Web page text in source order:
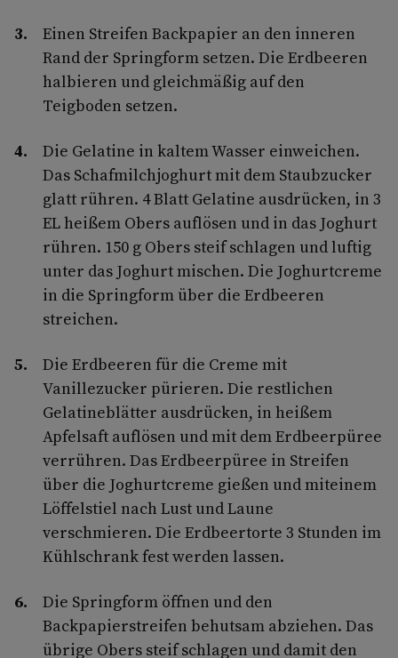
Einen Streifen Backpapier an den inneren
Rand der Springform setzen. Die Erdbeeren
halbieren und gleichmäßig auf den
Teigboden setzen.
Die Gelatine in kaltem Wasser einweichen.
Das Schafmilchjoghurt mit dem Staubzucker
glatt rühren. 4 Blatt Gelatine ausdrücken, in 3
EL heißem Obers auflösen und in das Joghurt
rühren. 150 g Obers steif schlagen und luftig
unter das Joghurt mischen. Die Joghurtcreme
in die Springform über die Erdbeeren
streichen.
Die Erdbeeren für die Creme mit
Vanillezucker pürieren. Die restlichen
Gelatineblätter ausdrücken, in heißem
Apfelsaft auflösen und mit dem Erdbeerpüree
verrühren. Das Erdbeerpüree in Streifen
über die Joghurtcreme gießen und miteinem
Löffelstiel nach Lust und Laune
verschmieren. Die Erdbeertorte 3 Stunden im
Kühlschrank fest werden lassen.
Die Springform öffnen und den
Backpapierstreifen behutsam abziehen. Das
übrige Obers steif schlagen und damit den